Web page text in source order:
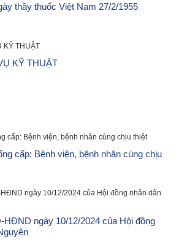
thầy thuốc Việt Nam 27/2/1955
KỸ THUẬT
cấp: Bệnh viện, bệnh nhân cùng chịu
HĐND ngày 10/12/2024 của Hội đồng